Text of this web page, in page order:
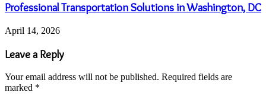
Professional Transportation Solutions in Washington, DC
April 14, 2026
Leave a Reply
Your email address will not be published. Required fields are
marked *